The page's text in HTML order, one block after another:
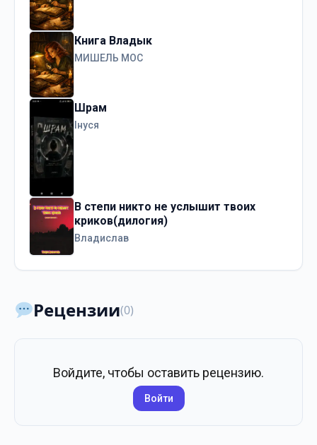
Книга Владык
МИШЕЛЬ МОС
Шрам
Інуся
В степи никто не услышит твоих
криков(дилогия)
Владислав
Рецензии(0)
Войдите, чтобы оставить рецензию.
Войти